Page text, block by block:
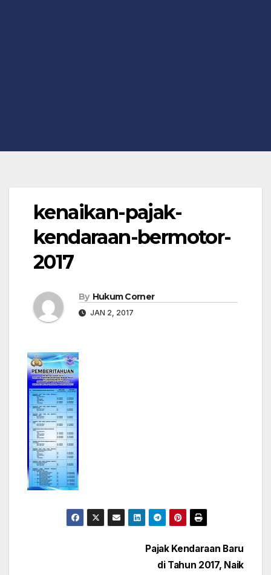
kenaikan-pajak-
kendaraan-bermotor-
2017
By Hukum Corner
JAN 2, 2017
Pajak Kendaraan Baru
di Tahun 2017, Naik